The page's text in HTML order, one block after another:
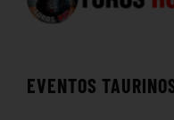
EVENTOS